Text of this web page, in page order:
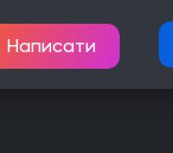
Написати